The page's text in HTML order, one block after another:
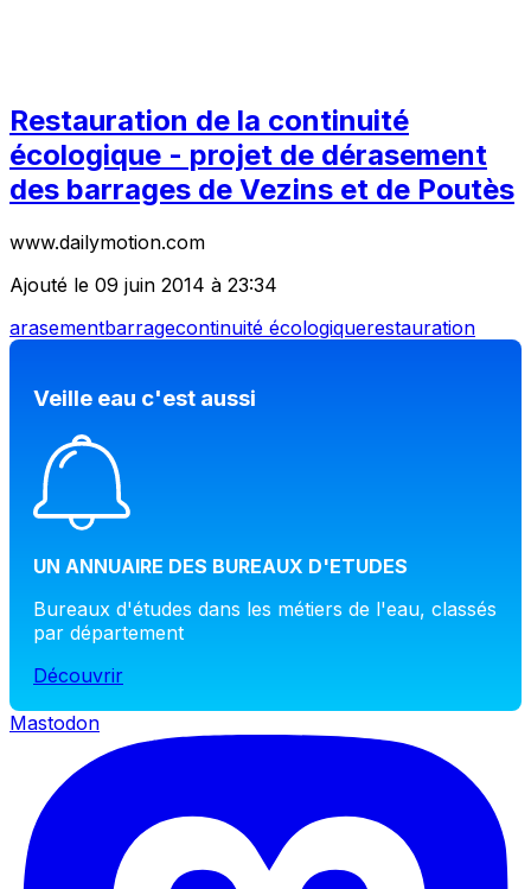
Restauration de la continuité
écologique - projet de dérasement
des barrages de Vezins et de Poutès
www.dailymotion.com
Ajouté le 09 juin 2014 à 23:34
arasementbarragecontinuité écologiquerestauration
Veille eau c'est aussi
UN ANNUAIRE DES BUREAUX D'ETUDES
Bureaux d'études dans les métiers de l'eau, classés
par département
Découvrir
Mastodon